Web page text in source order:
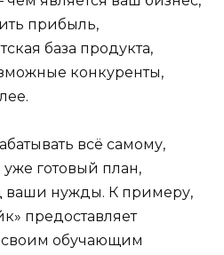
прибыль,
база продукта,
конкуренты,
всё самому,
готовый план,
ваши нужды. К примеру,
предоставляет
своим обучающим